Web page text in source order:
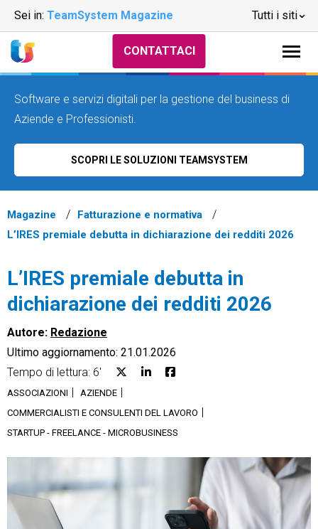
Sei in: TeamSystem Magazine Tutti i siti
CRM
Ecommerce
Fatturazione
Financial Solutions
CONTATTACI
Software e servizi digitali per la gestione del business di
Aziende e Professionisti.
SCOPRI LE SOLUZIONI TEAMSYSTEM
Magazine
Fatturazione e normativa
L’IRES premiale debutta in dichiarazione dei redditi 2026
L’IRES premiale debutta in
dichiarazione dei redditi 2026
Autore: Redazione
Ultimo aggiornamento: 21.01.2026
Tempo di lettura: 6'
ASSOCIAZIONI
AZIENDE
COMMERCIALISTI E CONSULENTI DEL LAVORO
STARTUP - FREELANCE - MICROBUSINESS